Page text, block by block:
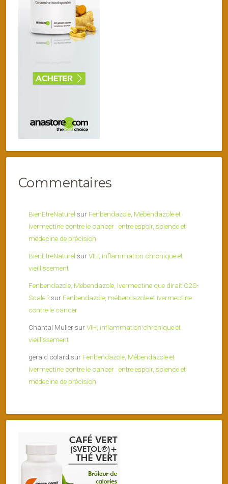
Commentaires
BienEtreNaturel sur Fenbendazole, Mébendazole et
Ivermectine contre le cancer : entre espoir, science et
médecine de précision
BienEtreNaturel surVIH, inflammation chronique et
vieillissement
Fenbendazole, Mebendazole, Ivermectine que dirait C2S-
Scale ?sur Fenbendazole, mébendazole et ivermectine
contre le cancer
Chantal MullersurVIH, inflammation chronique et
vieillissement
gerald colard sur Fenbendazole, Mébendazole et
Ivermectine contre le cancer : entre espoir, science et
médecine de précision